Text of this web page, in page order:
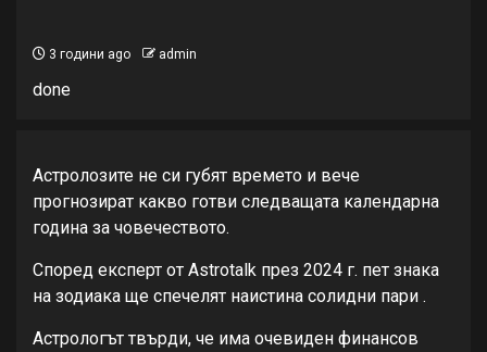
3 години ago admin
done
Астролозите не си губят времето и вече
прогнозират какво готви следващата календарна
година за човечеството.
Според експерт от Astrotalk през 2024 г. пет знака
на зодиака ще спечелят наистина солидни пари .
Астрологът твърди, че има очевиден финансов